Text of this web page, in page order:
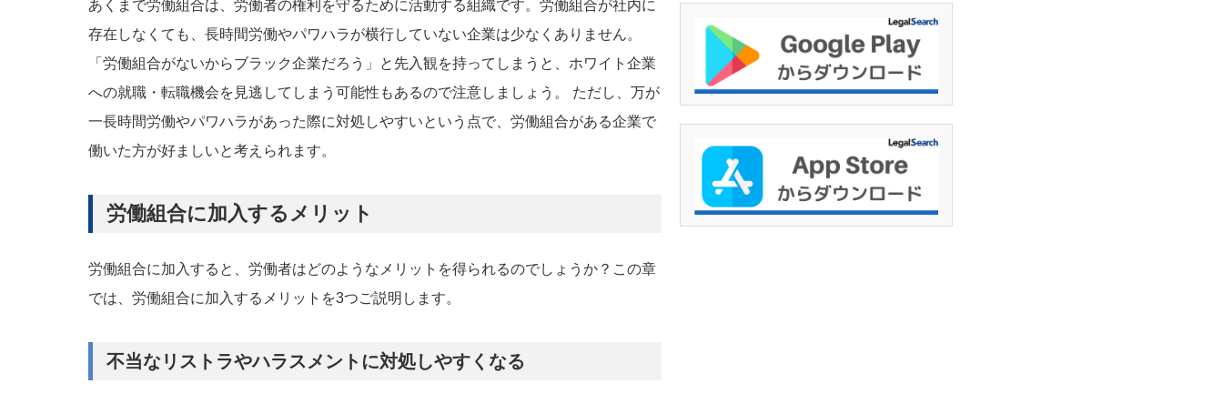
あくまで労働組合は、労働者の権利を守るために活動する組織です。労働組合が社内に
存在しなくても、長時間労働やパワハラが横行していない企業は少なくありません。
「労働組合がないからブラック企業だろう」と先入観を持ってしまうと、ホワイト企業
への就職・転職機会を見逃してしまう可能性もあるので注意しましょう。 ただし、万が
一長時間労働やパワハラがあった際に対処しやすいという点で、労働組合がある企業で
働いた方が好ましいと考えられます。
労働組合に加入するメリット
労働組合に加入すると、労働者はどのようなメリットを得られるのでしょうか？この章
では、労働組合に加入するメリットを3つご説明します。
不当なリストラやハラスメントに対処しやすくなる